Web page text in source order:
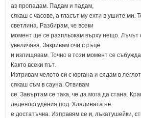
аз пропадам. Падам и падам,
сякаш с часове, а гласът му ехти в ушите ми.
светлина. Разбирам, че всеки
момент ще се разпльокам върху нещо. Лъчът
увеличава. Закривам очи с ръце
и изпищявам. Точно в този момент се
Както всеки път.
Изтривам челото си с юргана и сядам в
сякаш съм в сауна. Отвивам
се. Завъртам се така, че да мога да стана.
леденостудения под. Хладината не
е достатъчна. Изправям се и, лъкатушейки,